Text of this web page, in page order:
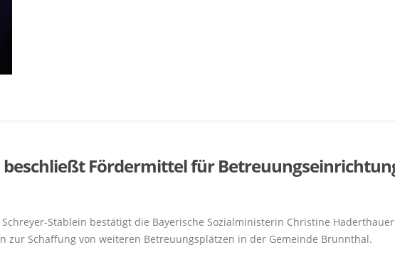
Fördermittel für
Stäblein bestätigt die Bayerische Sozialministerin Christine
zur Schaffung von weiteren Betreuungsplätzen in der Gemeinde Brunnthal.